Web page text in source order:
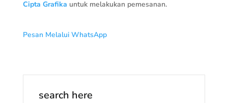
Cipta Grafika untuk melakukan pemesanan.
Pesan Melalui WhatsApp
search here